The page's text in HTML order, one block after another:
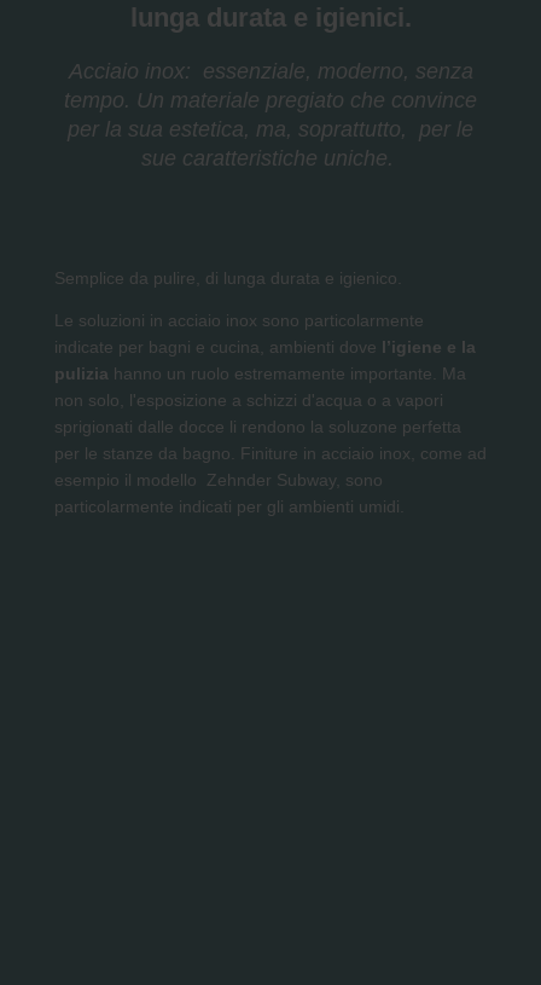
lunga durata e igienici.
Acciaio inox: essenziale, moderno, senza
tempo. Un materiale pregiato che convince
per la sua estetica, ma, soprattutto, per le
sue caratteristiche uniche.
Semplice da pulire, di lunga durata e igienico.
Le soluzioni in acciaio inox sono particolarmente
indicate per bagni e cucina, ambienti dove l’igiene e la
pulizia hanno un ruolo estremamente importante. Ma
non solo, l'esposizione a schizzi d'acqua o a vapori
sprigionati dalle docce li rendono la soluzone perfetta
per le stanze da bagno. Finiture in acciaio inox, come ad
esempio il modello Zehnder Subway, sono
particolarmente indicati per gli ambienti umidi.